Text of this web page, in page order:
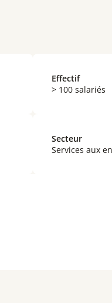
Effectif
> 100 salariés
Secteur
Services aux